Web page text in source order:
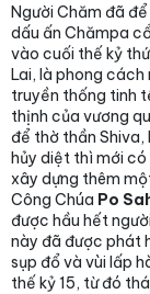
Người Chăm đã
dấu ấn Chămpa
vào cuối thế kỷ
Lai, là phong
truyền thống tinh
thịnh của vương
để thờ thần Shiva,
hủy diệt thì mới có
xây dựng thêm
Công Chúa Po
được hầu hết
này đã được phát
sụp đổ và vùi lấp
thế kỷ 15, từ đó